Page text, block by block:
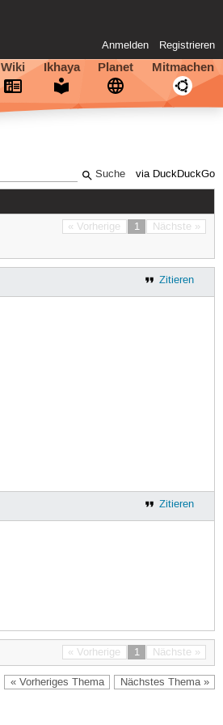
Anmelden Registrieren
Wiki Ikhaya Planet Mitmachen
via DuckDuckGo
« Vorherige 1 Nächste »
Zitieren
Zitieren
« Vorherige 1 Nächste »
« Vorheriges Thema Nächstes Thema »